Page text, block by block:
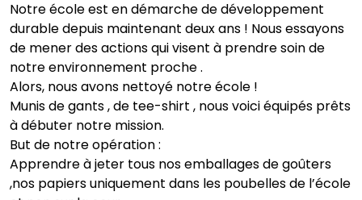
Notre école est en démarche de développement
durable depuis maintenant deux ans ! Nous essayons
de mener des actions qui visent à prendre soin de
notre environnement proche .
Alors, nous avons nettoyé notre école !
Munis de gants , de tee-shirt , nous voici équipés prêts
à débuter notre mission.
But de notre opération :
Apprendre à jeter tous nos emballages de goûters
,nos papiers uniquement dans les poubelles de l’école